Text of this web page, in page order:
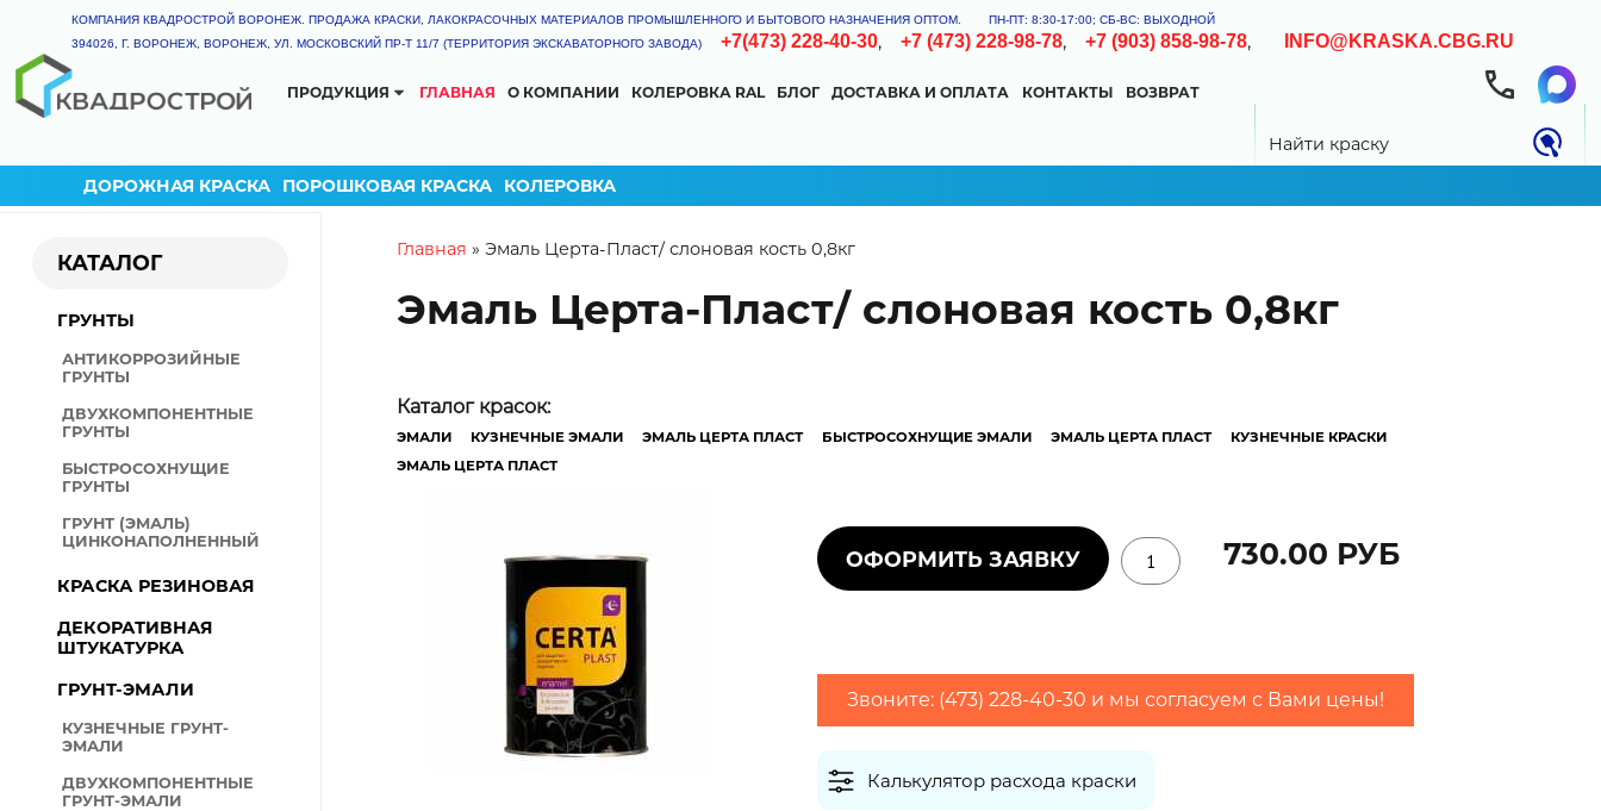
КОМПАНИЯ КВАДРОСТРОЙ ВОРОНЕЖ. ПРОДАЖА КРАСКИ, ЛАКОКРАСОЧНЫХ МАТЕРИАЛОВ ПРОМЫШЛЕННОГО И БЫТОВОГО НАЗНАЧЕНИЯ ОПТОМ.
ПН-ПТ: 8:30-17:00; СБ-ВС: ВЫХОДНОЙ
394026, Г. ВОРОНЕЖ, ВОРОНЕЖ, УЛ. МОСКОВСКИЙ ПР-Т 11/7 (ТЕРРИТОРИЯ ЭКСКАВАТОРНОГО ЗАВОДА)
+7(473) 228-40-30, +7 (473) 228-98-78, +7 (903) 858-98-78, INFO@KRASKA.CBG.RU
ПРОДУКЦИЯ
ГРУНТЫ
ДЕКОРАТИВНАЯ ШТУКАТУРКА
ГРУНТ-ЭМАЛИ
ЦИНКОНАПОЛНЕННЫЕ ЛКМ
КУЗНЕЧНЫЕ КРАСКИ
КРАСКА ДЛЯ ДОРОЖНОЙ
ВОДНО-ДИСПЕРСИОННЫЕ
ДЕРЕВОЗАЩИТНЫЕ СРЕДСТВА
ПОРОШКОВЫЕ КРАСКИ
АЭРОЗОЛЬНЫЕ КРАСКИ-ЛАКИ
СРЕДСТВА ИНДИВИДУАЛЬНОЙ
ГЛАВНАЯ О КОМПАНИИ КОЛЕРОВКА RAL БЛОГ ДОСТАВКА И ОПЛАТА КОНТАКТЫ ВОЗВРАТ
Найти краску
ДОРОЖНАЯ КРАСКА ПОРОШКОВАЯ КРАСКА КОЛЕРОВКА
0.00 РУБ
КАТАЛОГ
ГРУНТЫ
АНТИКОРРОЗИЙНЫЕ
ГРУНТЫ
ДВУХКОМПОНЕНТНЫЕ
ГРУНТЫ
БЫСТРОСОХНУЩИЕ
ГРУНТЫ
ГРУНТ (ЭМАЛЬ)
ЦИНКОНАПОЛНЕННЫЙ
КРАСКА РЕЗИНОВАЯ
ДЕКОРАТИВНАЯ
ШТУКАТУРКА
ГРУНТ-ЭМАЛИ
КУЗНЕЧНЫЕ ГРУНТ-
ЭМАЛИ
ДВУХКОМПОНЕНТНЫЕ
ГРУНТ-ЭМАЛИ
You are here
Главная » Эмаль Церта-Пласт/ слоновая кость 0,8кг
Эмаль Церта-Пласт/ слоновая кость 0,8кг
выбранного инструмента, условий нанесения.
или
Минимальный расход (г/м2) Максимальный расход (г/м2)
Количество слоев
Грунтовки обычно наносят в один слой,
Каталог красок:
ЭМАЛИ КУЗНЕЧНЫЕ ЭМАЛИ ЭМАЛЬ ЦЕРТА ПЛАСТ БЫСТРОСОХНУЩИЕ ЭМАЛИ ЭМАЛЬ ЦЕРТА ПЛАСТ
КУЗНЕЧНЫЕ КРАСКИ
ЭМАЛЬ ЦЕРТА ПЛАСТ
730.00 РУБ
Звоните: (473) 228-40-30 и мы согласуем с Вами цены!
Калькулятор расхода краски